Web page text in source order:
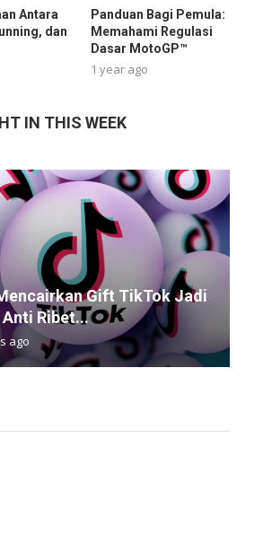
Antara
dan
Panduan Bagi Pemula:
Memahami Regulasi
Dasar MotoGP™
1 year ago
IN THIS WEEK
Gift TikTok Jadi
Ribet...
ago